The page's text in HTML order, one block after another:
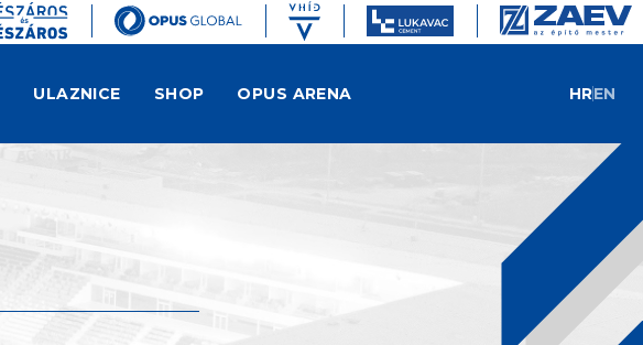
ULAZNICE SHOP OPUS ARENA HREN